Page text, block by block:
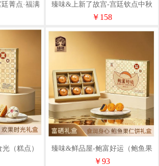
菁点·福满
臻味&上新了故宫-宫廷钦点中秋
礼盒600g
￥158
（糕点）
臻味&鲜品屋-鲍富好运（鲍鱼果
仁饼）360g
￥93